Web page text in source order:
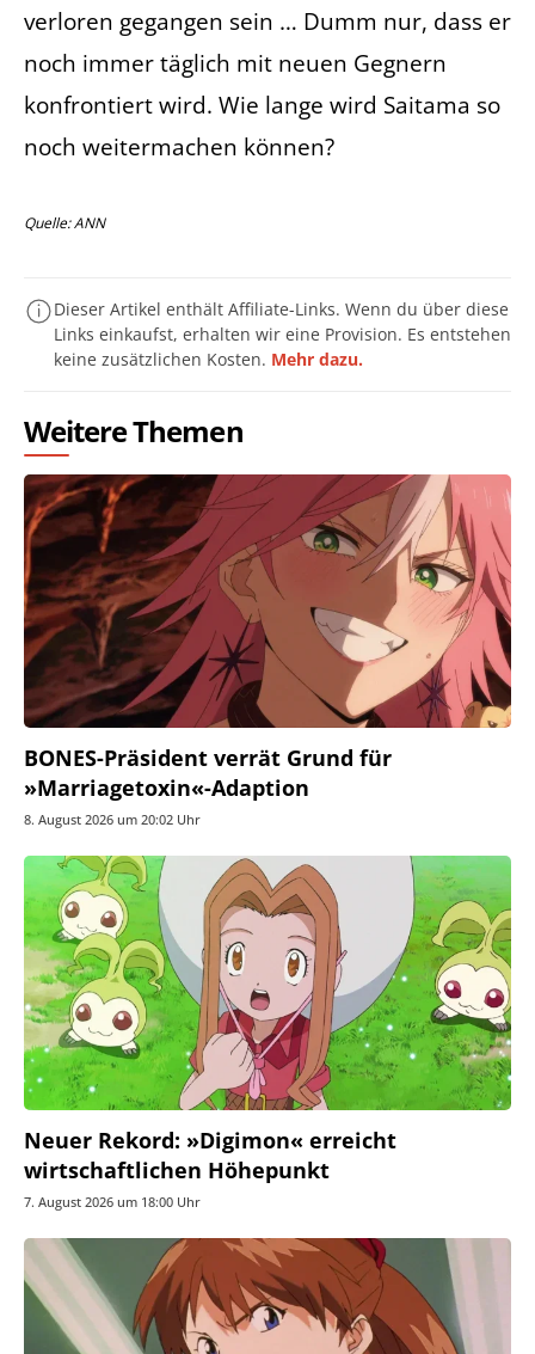
verloren gegangen sein … Dumm nur, dass er
noch immer täglich mit neuen Gegnern
konfrontiert wird. Wie lange wird Saitama so
noch weitermachen können?
Quelle: ANN
Dieser Artikel enthält Affiliate-Links. Wenn du über diese
Links einkaufst, erhalten wir eine Provision. Es entstehen
keine zusätzlichen Kosten. Mehr dazu.
Weitere Themen
BONES-Präsident verrät Grund für
»Marriagetoxin«-Adaption
8. August 2026 um 20:02 Uhr
Neuer Rekord: »Digimon« erreicht
wirtschaftlichen Höhepunkt
7. August 2026 um 18:00 Uhr